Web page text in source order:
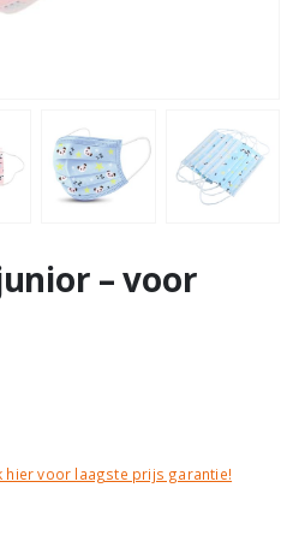
– voor
hier voor laagste prijs garantie!